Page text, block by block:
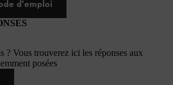
d'emploi
? Vous trouverez ici les réponses aux
posées